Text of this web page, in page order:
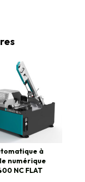
à
numérique
NC FLAT